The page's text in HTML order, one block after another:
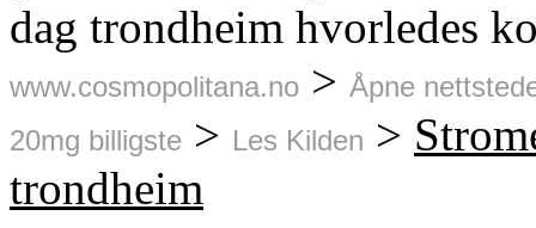
dag trondheim hvorledes
www.cosmopolitana.no > Åpne
20mg billigste > Les Kilden >
trondheim